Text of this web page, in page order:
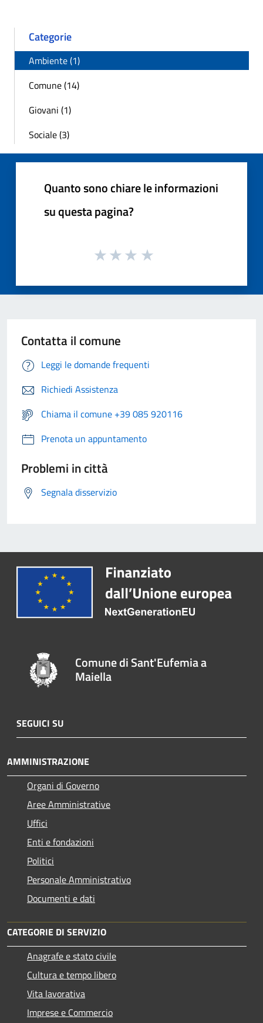
Categorie
Ambiente (1)
Comune (14)
Giovani (1)
Sociale (3)
Quanto sono chiare le informazioni
su questa pagina?
Contatta il comune
Leggi le domande frequenti
Richiedi Assistenza
Chiama il comune +39 085 920116
Prenota un appuntamento
Problemi in città
Segnala disservizio
Comune di Sant'Eufemia a
Maiella
SEGUICI SU
AMMINISTRAZIONE
Organi di Governo
Aree Amministrative
Uffici
Enti e fondazioni
Politici
Personale Amministrativo
Documenti e dati
CATEGORIE DI SERVIZIO
Anagrafe e stato civile
Cultura e tempo libero
Vita lavorativa
Imprese e Commercio